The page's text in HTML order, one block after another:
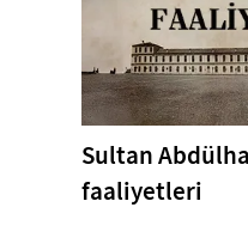
Sultan
faaliyetleri